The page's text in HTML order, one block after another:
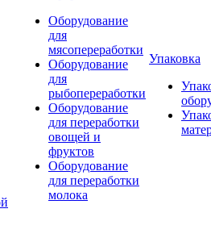
Оборудование
для
мясопереработки
Оборудование
для
рыбопереработки
Оборудование
для переработки
овощей и
фруктов
Оборудование
для переработки
молока
Упаковка